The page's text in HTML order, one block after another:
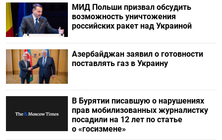
МИД Польши призвал обсудить
возможность уничтожения
российских ракет над Украиной
Азербайджан заявил о готовности
поставлять газ в Украину
В Бурятии писавшую о нарушениях
прав мобилизованных журналистку
посадили на 12 лет по статье
о «госизмене»